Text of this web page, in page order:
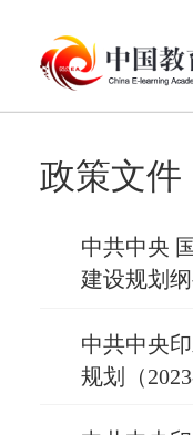
政策文件
中共中央
建设规划纲
中共中央
规划（